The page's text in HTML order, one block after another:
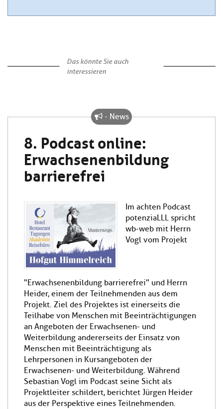
Das könnte Sie auch
interessieren
8. Podcast online:
Erwachsenenbildung
barrierefrei
- News
Im achten Podcast
potenziaLLL spricht
wb-web mit Herrn
Vogl vom Projekt
"Erwachsenenbildung barrierefrei" und Herrn
Heider, einem der Teilnehmenden aus dem
Projekt. Ziel des Projektes ist einerseits die
Teilhabe von Menschen mit Beeinträchtigungen
an Angeboten der Erwachsenen- und
Weiterbildung andererseits der Einsatz von
Menschen mit Beeinträchtigung als
Lehrpersonen in Kursangeboten der
Erwachsenen- und Weiterbildung. Während
Sebastian Vogl im Podcast seine Sicht als
Projektleiter schildert, berichtet Jürgen Heider
aus der Perspektive eines Teilnehmenden.